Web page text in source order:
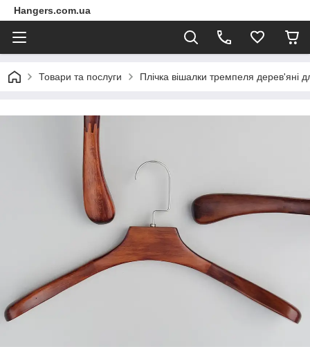
Hangers.com.ua
Товари та послуги Плічка вішалки тремпеля дерев'яні